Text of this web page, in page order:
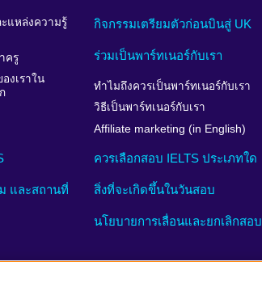
แหล่งความรู้
ครู
งเราใน
กิจกรรมเตรียมตัวก่อนบินสู่ UK
ร่วมเป็นพาร์ทเนอร์กับเรา
ทำไมถึงควรเป็นพาร์ทเนอร์กับเรา
วิธีเป็นพาร์ทเนอร์กับเรา
Affiliate marketing (in English)
ควรเลือกสอบ IELTS ประเภทใด
และสถานที่ สิ่งที่จะเกิดขึ้นในวันสอบ
นโยบายการเลื่อนและยกเลิกสอบ